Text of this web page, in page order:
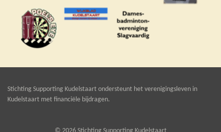
Stichting Supporting Kudelstaart ondersteunt het verenigingsleven in
Kudelstaart met financiële bijdragen.